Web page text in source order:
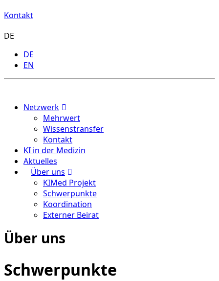
Kontakt
DE
DE
EN
Netzwerk
Mehrwert
Wissenstransfer
Kontakt
KI in der Medizin
Aktuelles
Über uns
KIMed Projekt
Schwerpunkte
Koordination
Externer Beirat
Über uns
Schwer­punkte